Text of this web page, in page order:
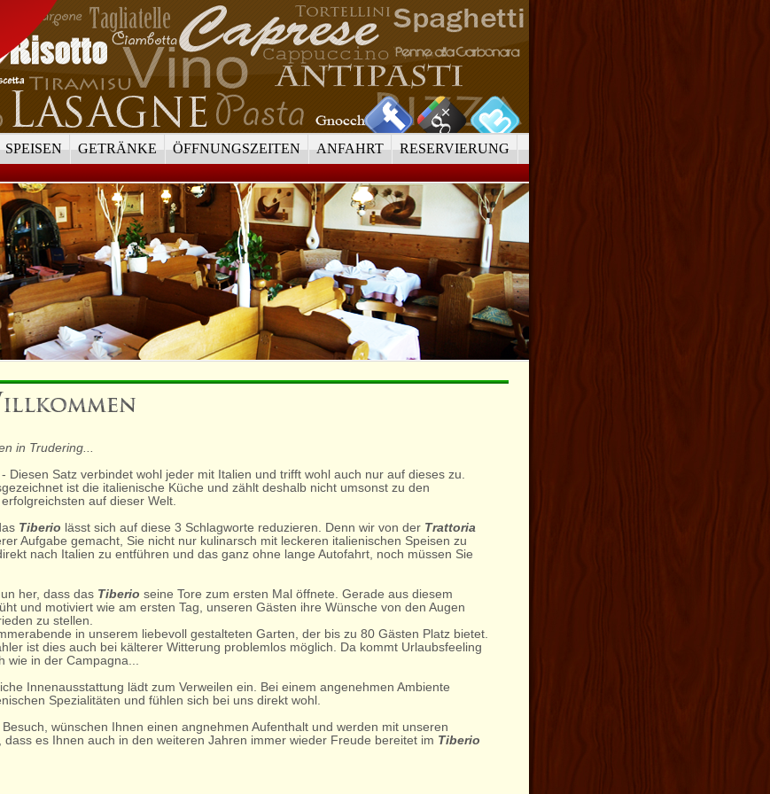
SPEISEN GETRÄNKE ÖFFNUNGSZEITEN ANFAHRT RESERVIERUNG
in Trudering...
Diesen Satz verbindet wohl jeder mit Italien und trifft wohl auch nur auf dieses zu.
ist die italienische Küche und zählt deshalb nicht umsonst zu den
auf dieser Welt.
Tiberio lässt sich auf diese 3 Schlagworte reduzieren. Denn wir von der Trattoria
Aufgabe gemacht, Sie nicht nur kulinarsch mit leckeren italienischen Speisen zu
nach Italien zu entführen und das ganz ohne lange Autofahrt, noch müssen Sie
her, dass das Tiberio seine Tore zum ersten Mal öffnete. Gerade aus diesem
und motiviert wie am ersten Tag, unseren Gästen ihre Wünsche von den Augen
zu stellen.
in unserem liebevoll gestalteten Garten, der bis zu 80 Gästen Platz bietet.
ist dies auch bei kälterer Witterung problemlos möglich. Da kommt Urlaubsfeeling
wie in der Campagna...
Innenausstattung lädt zum Verweilen ein. Bei einem angenehmen Ambiente
Spezialitäten und fühlen sich bei uns direkt wohl.
wünschen Ihnen einen angnehmen Aufenthalt und werden mit unseren
dass es Ihnen auch in den weiteren Jahren immer wieder Freude bereitet im Tiberio